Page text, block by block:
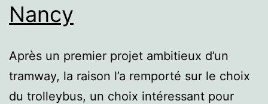
Nancy
Après un premier projet ambitieux d’un
tramway, la raison l’a remporté sur le choix
du trolleybus, un choix intéressant pour